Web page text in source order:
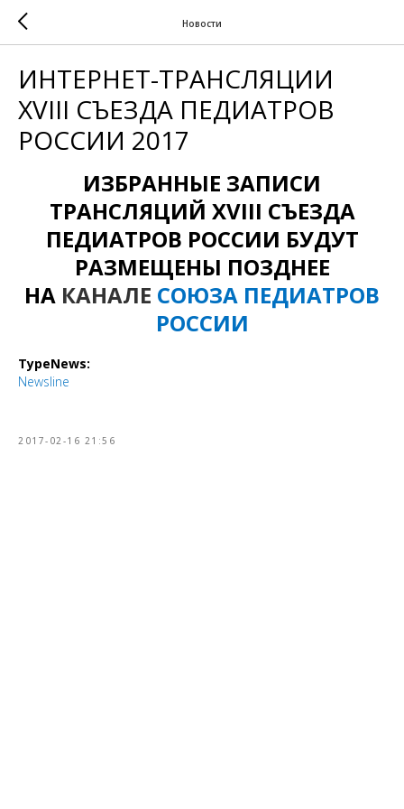
Новости
ИНТЕРНЕТ-ТРАНСЛЯЦИИ
XVIII СЪЕЗДА ПЕДИАТРОВ
РОССИИ 2017
ИЗБРАННЫЕ ЗАПИСИ
ТРАНСЛЯЦИЙ XVIII СЪЕЗДА
ПЕДИАТРОВ РОССИИ БУДУТ
РАЗМЕЩЕНЫ ПОЗДНЕЕ
НА КАНАЛЕ СОЮЗА ПЕДИАТРОВ
РОССИИ
TypeNews:
Newsline
2017-02-16 21:56